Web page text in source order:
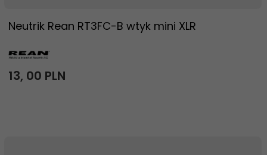
Neutrik Rean RT3FC-B wtyk mini XLR
13, 00 PLN